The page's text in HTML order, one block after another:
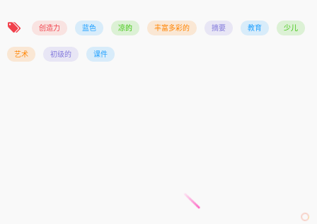
创造力 蓝色 凉的 丰富多彩的 摘要 教育 少儿
艺术 初级的 课件